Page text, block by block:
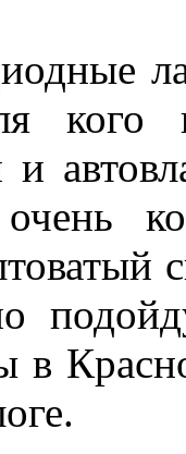
кого
и
очень
в